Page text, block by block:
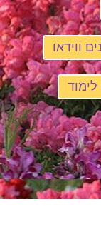
ווידאו